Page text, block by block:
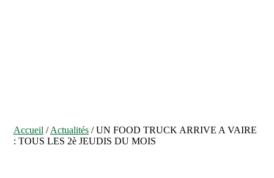
Accueil /Actualités /UN FOOD TRUCK ARRIVE A VAIRE
: TOUS LES 2è JEUDIS DU MOIS